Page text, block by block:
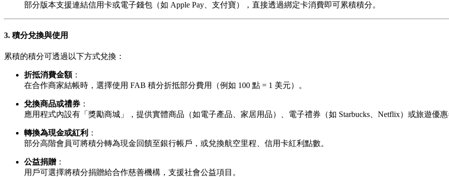
部分版本支援連結信用卡或電子錢包（如 Apple Pay、支付寶），直接透過綁定卡消費即可累積積分。
3. 積分兌換與使用
累積的積分可透過以下方式兌換：
折抵消費金額：
在合作商家結帳時，選擇使用 FAB 積分折抵部分費用（例如 100 點 = 1 美元）。
兌換商品或禮券 ：
應用程式內設有「獎勵商城」，提供實體商品（如電子產品、家居用品）、電子禮券（如 Starbucks、Netflix）或旅遊優惠
轉換為現金或紅利 ：
部分高階會員可將積分轉為現金回饋至銀行帳戶，或兌換航空里程、信用卡紅利點數。
公益捐贈 ：
用戶可選擇將積分捐贈給合作慈善機構，支援社會公益項目。